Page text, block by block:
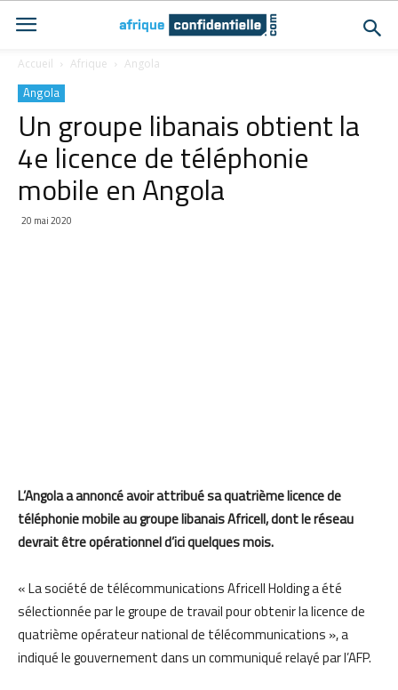
Accueil Afrique Angola
Angola
Un groupe libanais obtient la
4e licence de téléphonie
mobile en Angola
20 mai 2020
L’Angola a annoncé avoir attribué sa quatrième licence de
téléphonie mobile au groupe libanais Africell, dont le réseau
devrait être opérationnel d’ici quelques mois.
« La société de télécommunications Africell Holding a été
sélectionnée par le groupe de travail pour obtenir la licence de
quatrième opérateur national de télécommunications », a
indiqué le gouvernement dans un communiqué relayé par l’AFP.